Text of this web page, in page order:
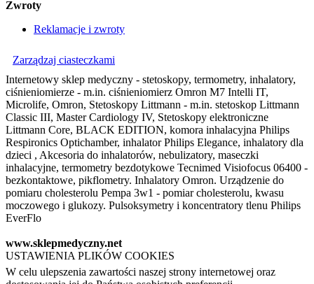
Zwroty
Reklamacje i zwroty
Zarządzaj ciasteczkami
Internetowy sklep medyczny - stetoskopy, termometry, inhalatory,
ciśnieniomierze - m.in. ciśnieniomierz Omron M7 Intelli IT,
Microlife, Omron, Stetoskopy Littmann - m.in. stetoskop Littmann
Classic III, Master Cardiology IV, Stetoskopy elektroniczne
Littmann Core, BLACK EDITION, komora inhalacyjna Philips
Respironics Optichamber, inhalator Philips Elegance, inhalatory dla
dzieci , Akcesoria do inhalatorów, nebulizatory, maseczki
inhalacyjne, termometry bezdotykowe Tecnimed Visiofocus 06400 -
bezkontaktowe, pikflometry. Inhalatory Omron. Urządzenie do
pomiaru cholesterolu Pempa 3w1 - pomiar cholesterolu, kwasu
moczowego i glukozy. Pulsoksymetry i koncentratory tlenu Philips
EverFlo
www.sklepmedyczny.net
USTAWIENIA PLIKÓW COOKIES
W celu ulepszenia zawartości naszej strony internetowej oraz